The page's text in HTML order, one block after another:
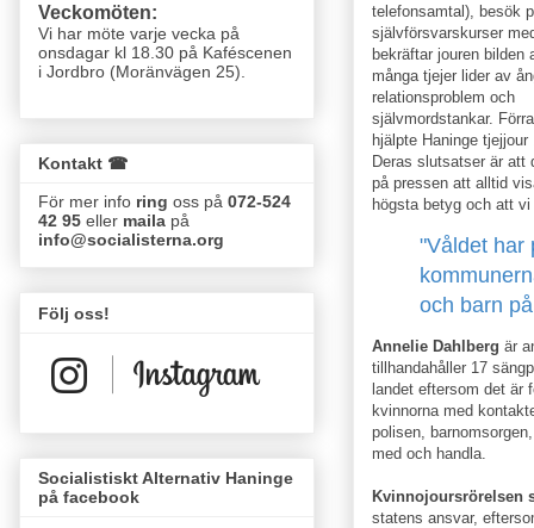
telefonsamtal), besök
självförsvarskurser
bekräftar jouren bilden
många tjejer lider av
relationsproblem och
självmordstankar.
hjälpte Haninge tjejjour
Deras slutsatser är att
på pressen att alltid
högsta betyg och att
"Våldet har
och barn
Annelie Dahlberg är
tillhandahåller 17
landet eftersom det är
kvinnorna med
polisen,
med och handla.
Kvinnojoursrörelsen
statens ansvar,
Veckomöten:
Vi har möte varje vecka på
onsdagar kl 18.30 på Kaféscenen
i Jordbro (Moränvägen 25)
Kontakt ☎
För mer info ring oss på 072-524
42 95 eller maila på
info@socialisterna.org
Följ oss!
Socialistiskt Alternativ Haninge
på facebook